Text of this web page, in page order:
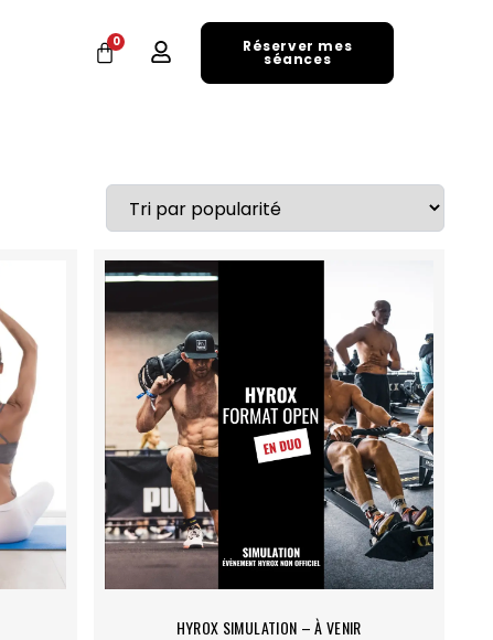
0 Réserver mes
séances
HYROX SIMULATION – À VENIR